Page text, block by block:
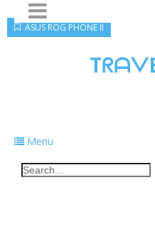
Menu
ASUS ROG PHONE II